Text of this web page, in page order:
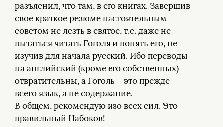
разъяснил, что там, в его книгах. Завершив
свое краткое резюме настоятельным
советом не лезть в святое, т.е. даже не
пытаться читать Гоголя и понять его, не
изучив для начала русский. Ибо переводы
на английский (кроме его собственных)
отвратительны, а Гоголь – это прежде
всего язык, а не содержание.
В общем, рекомендую изо всех сил. Это
правильный Набоков!